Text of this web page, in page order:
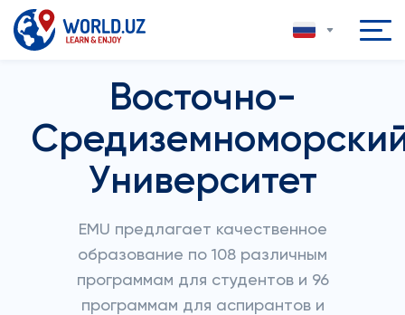
Восточно-
Университет
EMU предлагает качественное
образование по 108 различным
программам для студентов и 96
программам для аспирантов и